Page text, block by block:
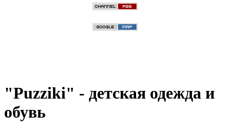
"Puzziki" - детская одежда и
обувь